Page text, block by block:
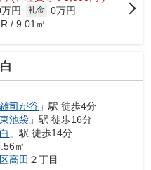
円 礼金 0万円
/ 9.01㎡
雑司が谷 」駅 徒歩4分
東池袋 」駅 徒歩16分
」駅 徒歩14分
㎡
高田 ２丁目